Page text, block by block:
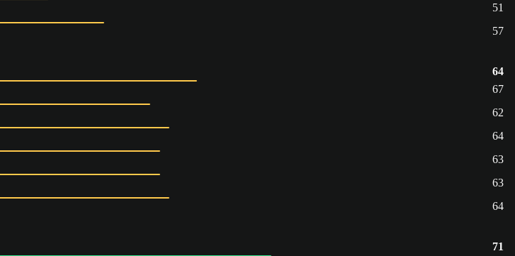
51
57
64
67
62
64
63
63
64
71